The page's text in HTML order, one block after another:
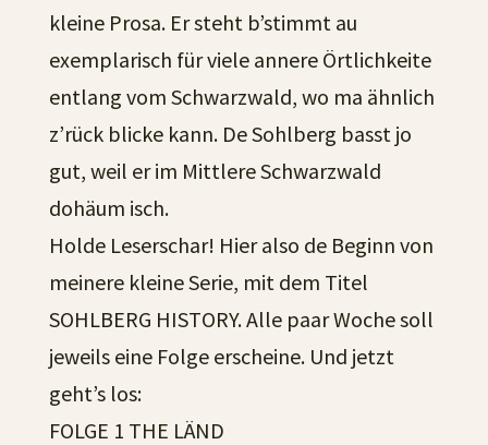
kleine Prosa. Er steht b’stimmt au
exemplarisch für viele annere Örtlichkeite
entlang vom Schwarzwald, wo ma ähnlich
z’rück blicke kann. De Sohlberg basst jo
gut, weil er im Mittlere Schwarzwald
dohäum isch.
Holde Leserschar! Hier also de Beginn von
meinere kleine Serie, mit dem Titel
SOHLBERG HISTORY. Alle paar Woche soll
jeweils eine Folge erscheine. Und jetzt
geht’s los:
FOLGE 1 THE LÄND